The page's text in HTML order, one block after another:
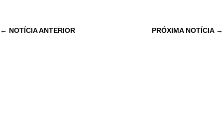
← NOTÍCIA ANTERIOR PRÓXIMA NOTÍCIA→